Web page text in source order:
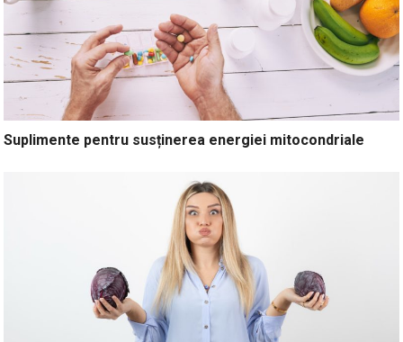
Suplimente pentru susținerea energiei mitocondriale